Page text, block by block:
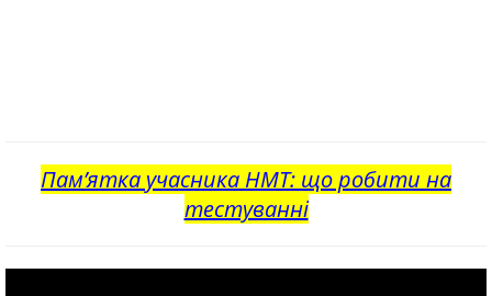
Пам’ятка учасника НМТ: що робити на
тестуванні